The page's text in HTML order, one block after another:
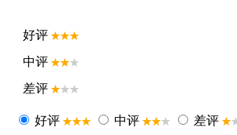
好评
中评
差评
好评 中评 差评